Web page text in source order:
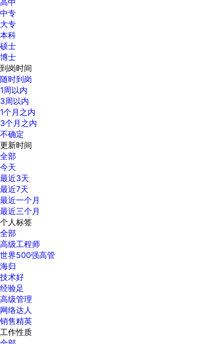
高中
中专
大专
本科
硕士
博士
到岗时间
随时到岗
1周以内
3周以内
1个月之内
3个月之内
不确定
更新时间
全部
今天
最近3天
最近7天
最近一个月
最近三个月
个人标签
全部
高级工程师
世界500强高管
海归
技术好
经验足
高级管理
网络达人
销售精英
工作性质